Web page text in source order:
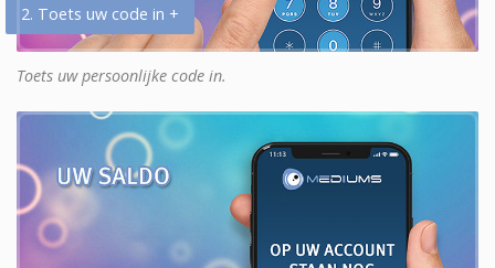
2. Toets uw code in +
Toets uw persoonlijke code in.